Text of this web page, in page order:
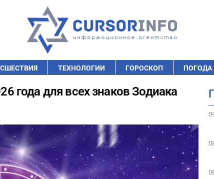
ТЕХНОЛОГИИ ГОРОСКОП ПОГОДА
года для всех знаков Зодиака